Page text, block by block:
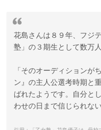
花島さんは８９年、フジ
塾」の３期生として数万
「そのオーディションが
ン』の主人公選考時期と
ばれたようです。自分と
わせの日まで信じられな